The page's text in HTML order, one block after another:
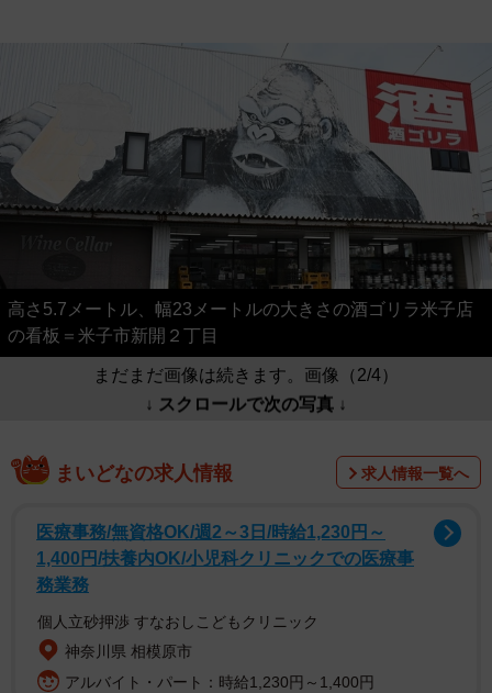
高さ5.7メートル、幅23メートルの大きさの酒ゴリラ米子店
の看板＝米子市新開２丁目
まだまだ画像は続きます。画像（2/4）
↓ スクロールで次の写真 ↓
まいどなの求人情報 求人情報一覧へ
医療事務/無資格OK/週2～3日/時給1,230円～
1,400円/扶養内OK/小児科クリニックでの医療事
務業務
個人立砂押渉 すなおしこどもクリニック
神奈川県 相模原市
アルバイト・パート：時給1,230円～1,400円